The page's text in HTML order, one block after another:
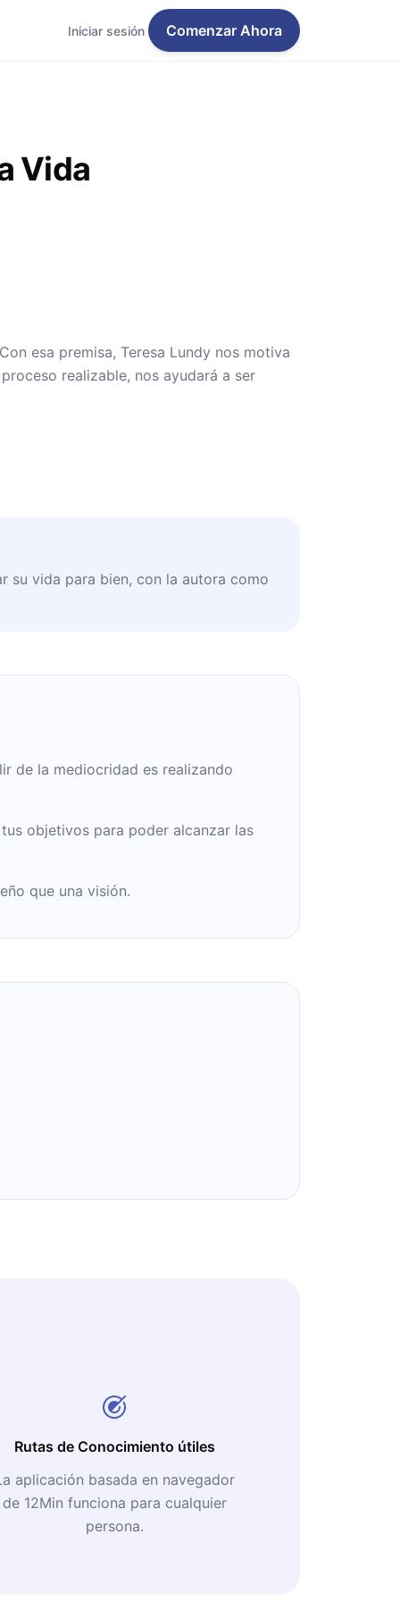
Iniciar sesión Comenzar Ahora
Vida
esa premisa, Teresa Lundy nos motiva
realizable, nos ayudará a ser
su vida para bien, con la autora como
de la mediocridad es realizando
objetivos para poder alcanzar las
que una visión.
Rutas de Conocimiento útiles
aplicación basada en navegador
de 12Min funciona para cualquier
persona.